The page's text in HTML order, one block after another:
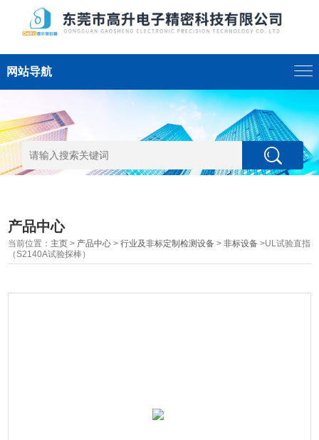
网站导航
产品中心
当前位置： 主页 > 产品中心 >行业及非标定制检测设备 >非标设备 >UL试验直指
（S2140A试验探棒）